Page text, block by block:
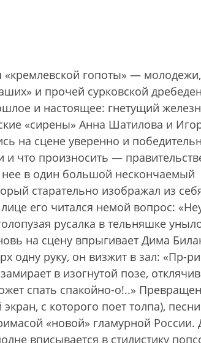
гопоты» — молодежи,
и прочей сурковской
и настоящее: гнетущий
«сирены» Анна Шатилова и
на сцене уверенно и
и что произносить —
в один большой нескончаемый
старательно изображал из
его читался немой вопрос:
русалка в тельняшке
на сцену впрыгивает Дима
одну руку, он визжит в зал: «Пр-
в изогнутой позе,
спать спакойно-о!..»
с которого поет толпа),
«новой» гламурной России.
вписывается в стилистику